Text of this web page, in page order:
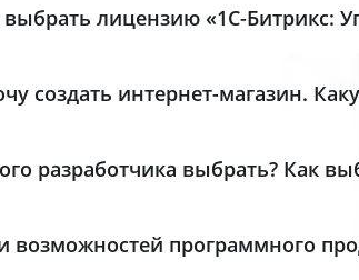
выбрать лицензию «1С-Битрикс:
«1С-Битрикс: Управление сайтом»
создать интернет-магазин.
того, специально для самых
разработчика выбрать? Как
от ваших задач и требований.
возможностей программного